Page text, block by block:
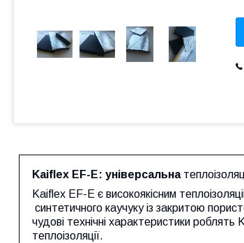
Kaiflex EF-E: універсальна
Kaiflex EF-E є високоякісним
синтетичного каучуку із закритою
чудові технічні характеристики
теплоізоляції.